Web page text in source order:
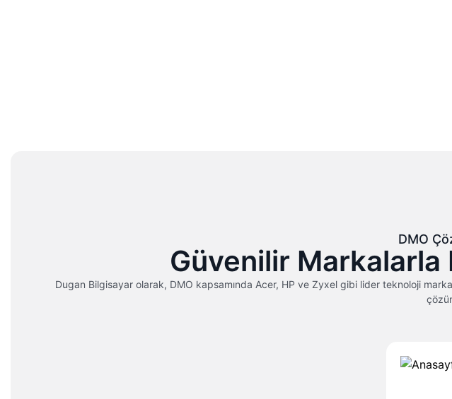
DMO
Güvenilir Markalarla
Dugan Bilgisayar olarak, DMO kapsamında Acer, HP ve Zyxel gibi lider teknoloji